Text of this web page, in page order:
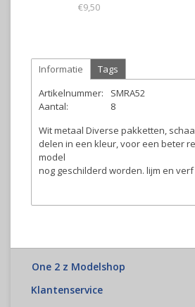
€9,50
Informatie
Tags
Artikelnummer:
SMRA52
Aantal:
8
Wit metaal Diverse pakketten,
delen in een kleur, voor een beter
model
nog geschilderd worden. lijm en
One 2 z Modelshop
Klantenservice